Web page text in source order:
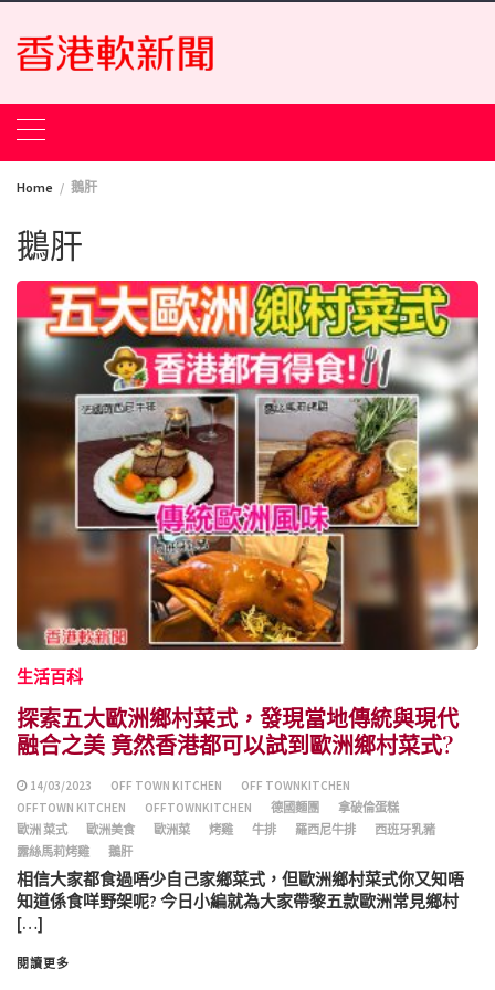
Skip
content
Home 鵝肝
鵝肝
生活百科
探索五大歐洲鄉村菜式，發現當地傳統與現代
融合之美 竟然香港都可以試到歐洲鄉村菜式?
14/03/2023 OFF TOWN KITCHEN
OFF TOWNKITCHEN
OFFTOWN KITCHEN
OFFTOWNKITCHEN 德國麵團
拿破倫蛋糕
歐洲 菜式
歐洲美食 歐洲菜 烤雞 牛排 羅西尼牛排
西班牙乳豬
露絲馬莉烤雞
鵝肝
相信大家都食過唔少自己家鄉菜式，但歐洲鄉村菜式你又知唔
知道係食咩野架呢? 今日小編就為大家帶黎五款歐洲常見鄉村
[…]
閱讀更多